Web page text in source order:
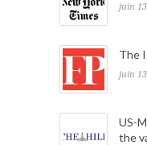
juin
The
juin
US-
the